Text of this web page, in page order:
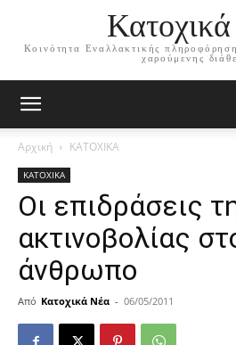
Κοινότητα Εναλλακτικής
χαρούμενης
Αρχική ΚΑΤΟΧΙΚΑ
ΚΑΤΟΧΙΚΑ
Οι επιδράσεις
ακτινοβολίας
άνθρωπο
Από Κατοχικά Νέα - 06/05/2011